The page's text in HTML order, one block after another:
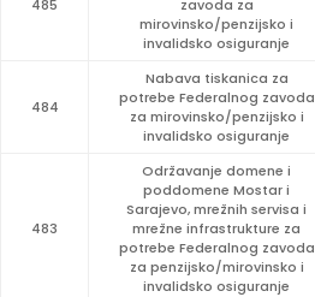
485
zavoda za
mirovinsko/penzijsko i
invalidsko osiguranje
484
Nabava tiskanica za
potrebe Federalnog zavoda
za mirovinsko/penzijsko i
invalidsko osiguranje
483
Održavanje domene i
poddomene Mostar i
Sarajevo, mrežnih servisa i
mrežne infrastrukture za
potrebe Federalnog zavoda
za penzijsko/mirovinsko i
invalidsko osiguranje